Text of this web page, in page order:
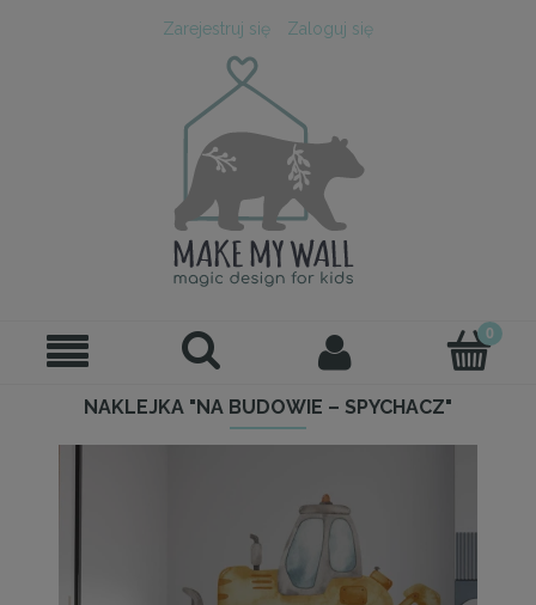
Zarejestruj się Zaloguj się
NAKLEJKA "NA BUDOWIE – SPYCHACZ"